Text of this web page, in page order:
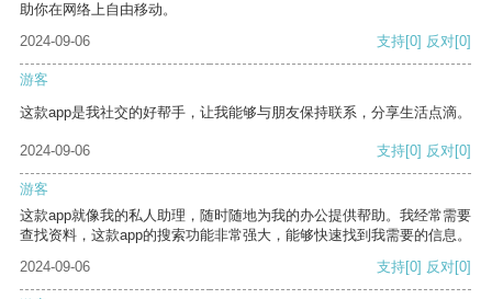
助你在网络上自由移动。
2024-09-06
支持[0] 反对[0]
游客
这款app是我社交的好帮手，让我能够与朋友保持联系，分享生活点滴。
2024-09-06 支持[0] 反对[0]
游客
这款app就像我的私人助理，随时随地为我的办公提供帮助。我经常需要
查找资料，这款app的搜索功能非常强大，能够快速找到我需要的信息。
2024-09-06
支持[0] 反对[0]